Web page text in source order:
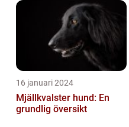
16 januari 2024
Mjällkvalster hund: En
grundlig översikt